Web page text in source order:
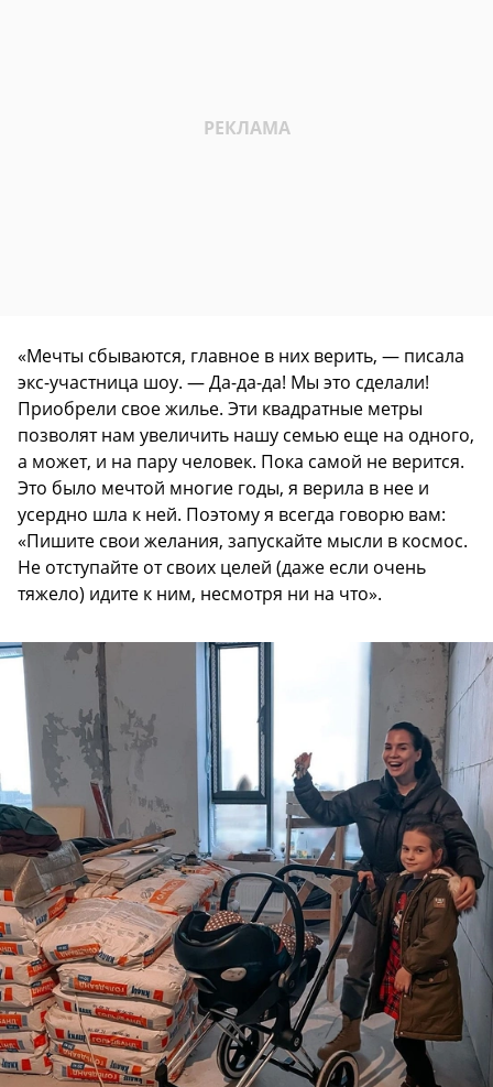
«Мечты сбываются, главное в них верить, — писала
экс-участница шоу. — Да-да-да! Мы это сделали!
Приобрели свое жилье. Эти квадратные метры
позволят нам увеличить нашу семью еще на одного,
а может, и на пару человек. Пока самой не верится.
Это было мечтой многие годы, я верила в нее и
усердно шла к ней. Поэтому я всегда говорю вам:
«Пишите свои желания, запускайте мысли в космос.
Не отступайте от своих целей (даже если очень
тяжело) идите к ним, несмотря ни на что».